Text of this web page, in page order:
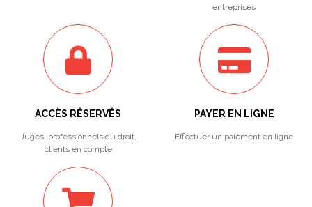
entreprises
ACCÈS RÉSERVÉS
Juges, professionnels du droit,
clients en compte
PAYER EN LIGNE
Effectuer un paiement en ligne